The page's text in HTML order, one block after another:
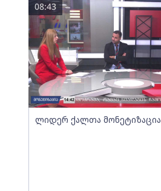
ლიდერ ქალთა მონეტიზაცია
08:43